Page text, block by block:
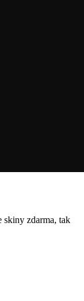
skiny zdarma, tak